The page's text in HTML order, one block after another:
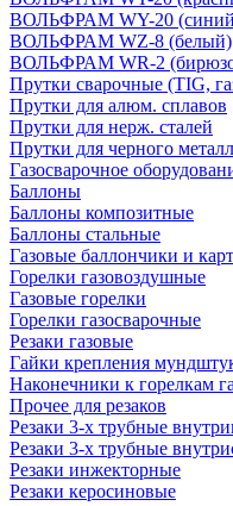
ВОЛЬФРАМ WY-20
ВОЛЬФРАМ WZ-8 (белый)
ВОЛЬФРАМ WR-2
Прутки сварочные (TIG,
Прутки для алюм. сплавов
Прутки для нерж. сталей
Прутки для черного
Газосварочное
Баллоны
Баллоны композитные
Баллоны стальные
Газовые баллончики и
Горелки газовоздушные
Газовые горелки
Горелки газосварочные
Резаки газовые
Гайки крепления
Наконечники к горелкам
Прочее для резаков
Резаки 3-х трубные
Резаки 3-х трубные
Резаки инжекторные
Резаки керосиновые